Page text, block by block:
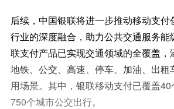
后续，中国银联将进一步推动移动支付
行业的深度融合，助力公共交通服务能
联支付产品已实现交通领域的全覆盖，
地铁、公交、高速、停车、加油、出租
用场景。其中，银联移动支付已覆盖
750个城市公交出行。